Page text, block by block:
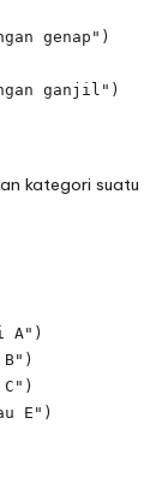
genap")
ganjil")
kategori suatu
A")
E")